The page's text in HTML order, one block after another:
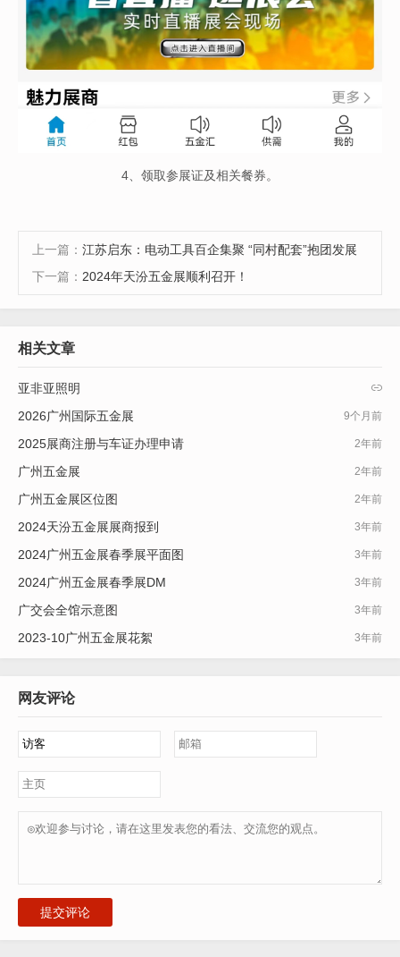
4、领取参展证及相关餐券。
上一篇： 江苏启东：电动工具百企集聚 “同村配套”抱团发展
下一篇： 2024年天汾五金展顺利召开！
相关文章

亚非亚照明
9个月前
2026广州国际五金展
2年前
2025展商注册与车证办理申请
2年前
广州五金展
2年前
广州五金展区位图
3年前
2024天汾五金展展商报到
3年前
2024广州五金展春季展平面图
3年前
2024广州五金展春季展DM
3年前
广交会全馆示意图
3年前
2023-10广州五金展花絮
网友评论
提交评论